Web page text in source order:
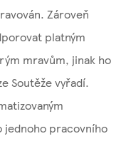
Zároveň
platným
mravům, jinak ho
Soutěže vyřadí.
jednoho pracovního